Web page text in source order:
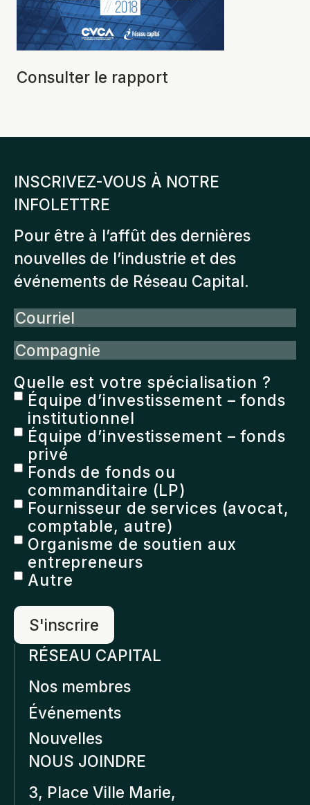
Consulter le rapport
INSCRIVEZ-VOUS À NOTRE
INFOLETTRE
Pour être à l’affût des dernières
nouvelles de l’industrie et des
événements de Réseau Capital.
Courriel
Compagnie
Quelle est votre spécialisation ?
Équipe d’investissement – fonds
institutionnel
Équipe d’investissement – fonds
privé
Fonds de fonds ou
commanditaire (LP)
Fournisseur de services (avocat,
comptable, autre)
Organisme de soutien aux
entrepreneurs
Autre
RÉSEAU CAPITAL
Nos membres
Événements
Nouvelles
NOUS JOINDRE
3, Place Ville Marie,